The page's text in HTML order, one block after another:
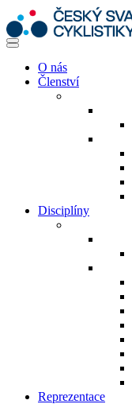
O nás
Členství
Disciplíny
Reprezentace